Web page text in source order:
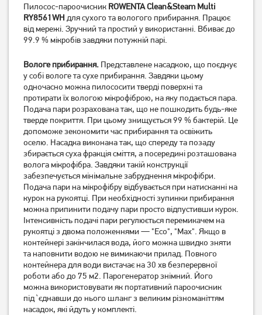
Пилосос миючий Karcher
SE 5 (1.081-230.0)
18 439грн
Пилосос з аквафільтром
Karcher 1.195-252.0
20 799грн
16 639
Порохотяг Zelmer ZVC 9140
D миючий
Немає в наявності
Порохотяг Zelmer ZVC 9130
M миючий
11 469грн
Пилосос-пароочисник ROWENTA Clean&Steam Multi
RY8561WH для сухого та вологого прибирання. Працює
від мережі. Зручний та простий у використанні. Вбиває до
99.9 % мікробів завдяки потужній парі.
Вологе прибирання. Представлене насадкою, що поєднує
у собі вологе та сухе прибирання. Завдяки цьому
одночасно можна пилососити тверді поверхні та
протирати їх вологою мікрофіброю, на яку подається пара.
Подача пари розрахована так, що не пошкодить будь-яке
тверде покриття. При цьому знищується 99 % бактерій. Це
допоможе зекономити час прибирання та освіжить
оселю. Насадка виконана так, що спереду та позаду
збирається суха фракція сміття, а посередині розташована
волога мікрофібра. Завдяки такій конструкції
забезпечується мінімальне забруднення мікрофібри.
Подача пари на мікрофібру відбувається при натисканні на
курок на рукоятці. При необхідності зупинки прибирання
можна припинити подачу пари просто відпустивши курок.
Інтенсивність подачі пари регулюється перемикачем на
рукоятці з двома положеннями — "Есо", "Max". Якщо в
контейнері закінчилася вода, його можна швидко зняти
та наповнити водою не вимикаючи прилад. Повного
контейнера для води вистачає на 30 хв безперервної
роботи або до 75 м2. Парогенератор знімний. Його
можна використовувати як портативний пароочисник
під`єднавши до нього шланг з великим різноманіттям
насадок, які йдуть у комплекті.